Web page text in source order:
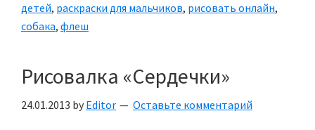
детей, раскраски для мальчиков, рисовать онлайн,
собака, флеш
Рисовалка «Сердечки»
24.01.2013 by Editor Оставьте комментарий